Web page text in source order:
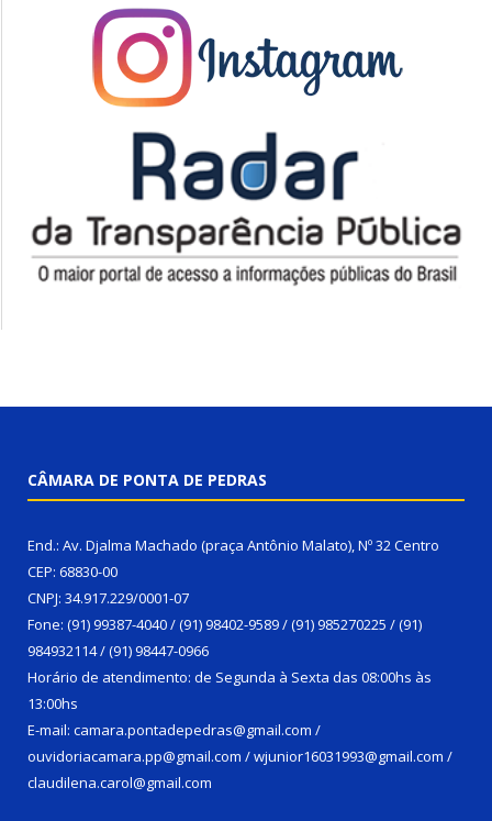
CÂMARA DE PONTA DE PEDRAS
End.: Av. Djalma Machado (praça Antônio Malato), Nº 32 Centro
CEP: 68830-00
CNPJ: 34.917.229/0001-07
Fone: (91) 99387-4040 / (91) 98402-9589 / (91) 985270225 / (91)
984932114 / (91) 98447-0966
Horário de atendimento: de Segunda à Sexta das 08:00hs às
13:00hs
E-mail: camara.pontadepedras@gmail.com /
ouvidoriacamara.pp@gmail.com / wjunior16031993@gmail.com /
claudilena.carol@gmail.com